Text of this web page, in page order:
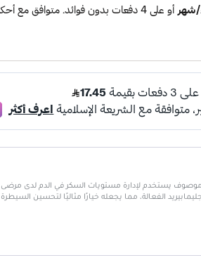
هو دواء موصوف يستخدم لإدارة مستويات السكر في الدم لدى